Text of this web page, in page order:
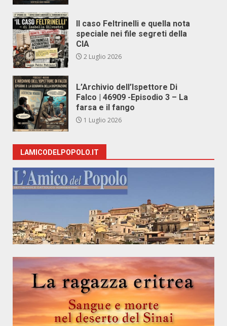
Il caso Feltrinelli e quella nota
speciale nei file segreti della
CIA
2 Luglio 2026
L’Archivio dell’Ispettore Di
Falco | 46909 -Episodio 3 – La
farsa e il fango
1 Luglio 2026
LAMICODELPOPOLO.IT